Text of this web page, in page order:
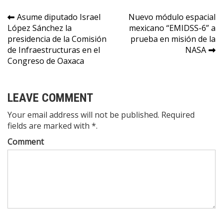
Navegación
de
entradas
Asume diputado Israel
López Sánchez la
presidencia de la Comisión
de Infraestructuras en el
Congreso de Oaxaca
Nuevo módulo espacial
mexicano “EMIDSS-6” a
prueba en misión de la
NASA
LEAVE COMMENT
Your email address will not be published. Required
fields are marked with *.
Comment